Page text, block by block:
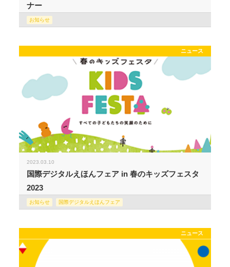
ナー
お知らせ
ニュース
2023.03.10
国際デジタルえほんフェア in 春のキッズフェスタ
2023
お知らせ 国際デジタルえほんフェア
ニュース